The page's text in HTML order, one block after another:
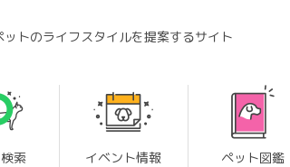
ットのライフスタイルを提案するサイト
索 イベント情報 ペット図鑑